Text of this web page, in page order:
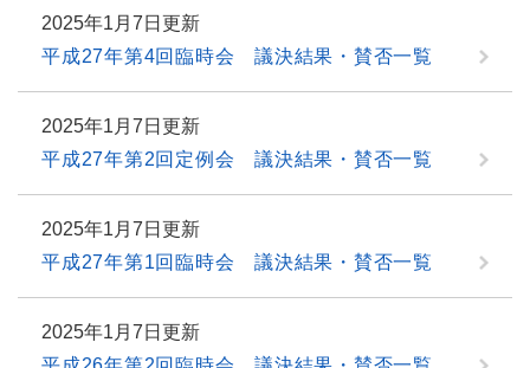
2025年1月7日更新
平成27年第4回臨時会 議決結果・賛否一覧
2025年1月7日更新
平成27年第2回定例会 議決結果・賛否一覧
2025年1月7日更新
平成27年第1回臨時会 議決結果・賛否一覧
2025年1月7日更新